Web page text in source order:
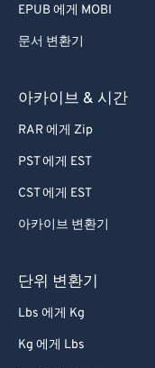
EPUB 에게 MOBI
문서 변환기
아카이브 & 시간
RAR 에게 Zip
PST 에게 EST
CST 에게 EST
아카이브 변환기
단위 변환기
Lbs 에게 Kg
Kg 에게 Lbs